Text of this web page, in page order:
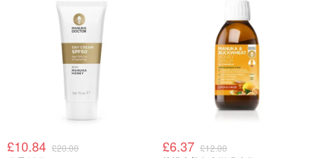
£10.84 £20.00 £6.37 £12.00